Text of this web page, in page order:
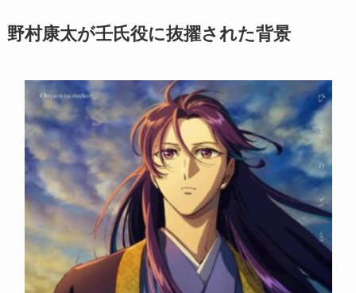
野村康太が壬氏役に抜擢された背景